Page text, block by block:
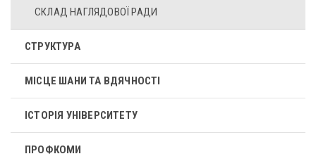
СКЛАД НАГЛЯДОВОЇ РАДИ
СТРУКТУРА
МІСЦЕ ШАНИ ТА ВДЯЧНОСТІ
ІСТОРІЯ УНІВЕРСИТЕТУ
ПРОФКОМИ